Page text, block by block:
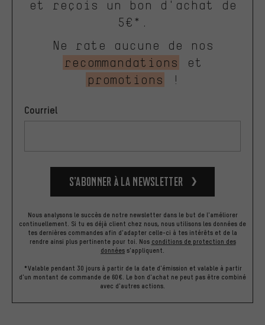
et reçois un bon d'achat de
5€*.
Ne rate aucune de nos
recommandations
et
promotions
!
Courriel
S’abonner à la newsletter
Nous analysons le succès de notre newsletter dans le but de l'améliorer
continuellement. Si tu es déjà client chez nous, nous utilisons les données de
tes dernières commandes afin d'adapter celle-ci à tes intérêts et de la
rendre ainsi plus pertinente pour toi. Nos conditions de protection des
données s'appliquent.
*Valable pendant 30 jours à partir de la date d'émission et valable à partir
d'un montant de commande de 60€. Le bon d'achat ne peut pas être combiné
avec d'autres actions.